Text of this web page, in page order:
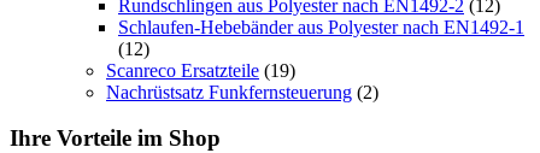
Rundschlingen aus Polyester nach EN1492-2 (12)
Schlaufen-Hebebänder aus Polyester nach EN1492-1
(12)
Scanreco Ersatzteile (19)
Nachrüstsatz Funkfernsteuerung (2)
Ihre Vorteile im Shop